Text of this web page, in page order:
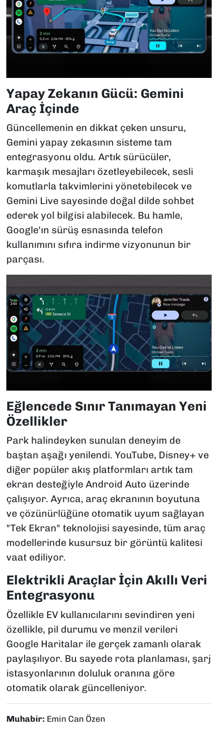
Yapay Zekanın Gücü: Gemini
Araç İçinde
Güncellemenin en dikkat çeken unsuru,
Gemini yapay zekasının sisteme tam
entegrasyonu oldu. Artık sürücüler,
karmaşık mesajları özetleyebilecek, sesli
komutlarla takvimlerini yönetebilecek ve
Gemini Live sayesinde doğal dilde sohbet
ederek yol bilgisi alabilecek. Bu hamle,
Google'ın sürüş esnasında telefon
kullanımını sıfıra indirme vizyonunun bir
parçası.
Eğlencede Sınır Tanımayan Yeni
Özellikler
Park halindeyken sunulan deneyim de
baştan aşağı yenilendi. YouTube, Disney+ ve
diğer popüler akış platformları artık tam
ekran desteğiyle Android Auto üzerinde
çalışıyor. Ayrıca, araç ekranının boyutuna
ve çözünürlüğüne otomatik uyum sağlayan
"Tek Ekran" teknolojisi sayesinde, tüm araç
modellerinde kusursuz bir görüntü kalitesi
vaat ediliyor.
Elektrikli Araçlar İçin Akıllı Veri
Entegrasyonu
Özellikle EV kullanıcılarını sevindiren yeni
özellikle, pil durumu ve menzil verileri
Google Haritalar ile gerçek zamanlı olarak
paylaşılıyor. Bu sayede rota planlaması, şarj
istasyonlarının doluluk oranına göre
otomatik olarak güncelleniyor.
Muhabir: Emin Can Özen